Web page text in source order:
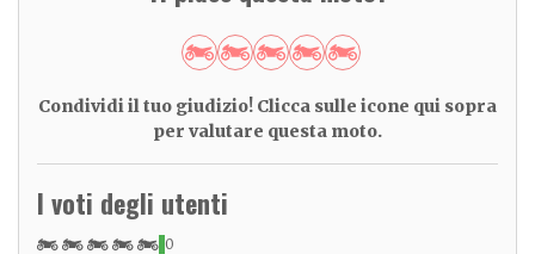
Condividi il tuo giudizio! Clicca sulle icone qui sopra
per valutare questa moto.
I voti degli utenti
0